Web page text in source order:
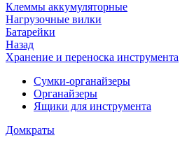
Клеммы аккумуляторные
Нагрузочные вилки
Батарейки
Назад
Хранение и переноска инструмента
Сумки-органайзеры
Органайзеры
Ящики для инструмента
Домкраты